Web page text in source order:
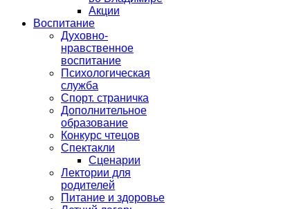
Акции
Воспитание
Духовно-
нравственное
воспитание
Психологическая
служба
Спорт. страничка
Дополнительное
образование
Конкурс чтецов
Спектакли
Сценарии
Лектории для
родителей
Питание и здоровье